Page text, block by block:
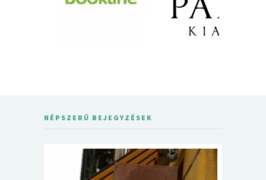
NÉPSZERŰ BEJEGYZÉSEK